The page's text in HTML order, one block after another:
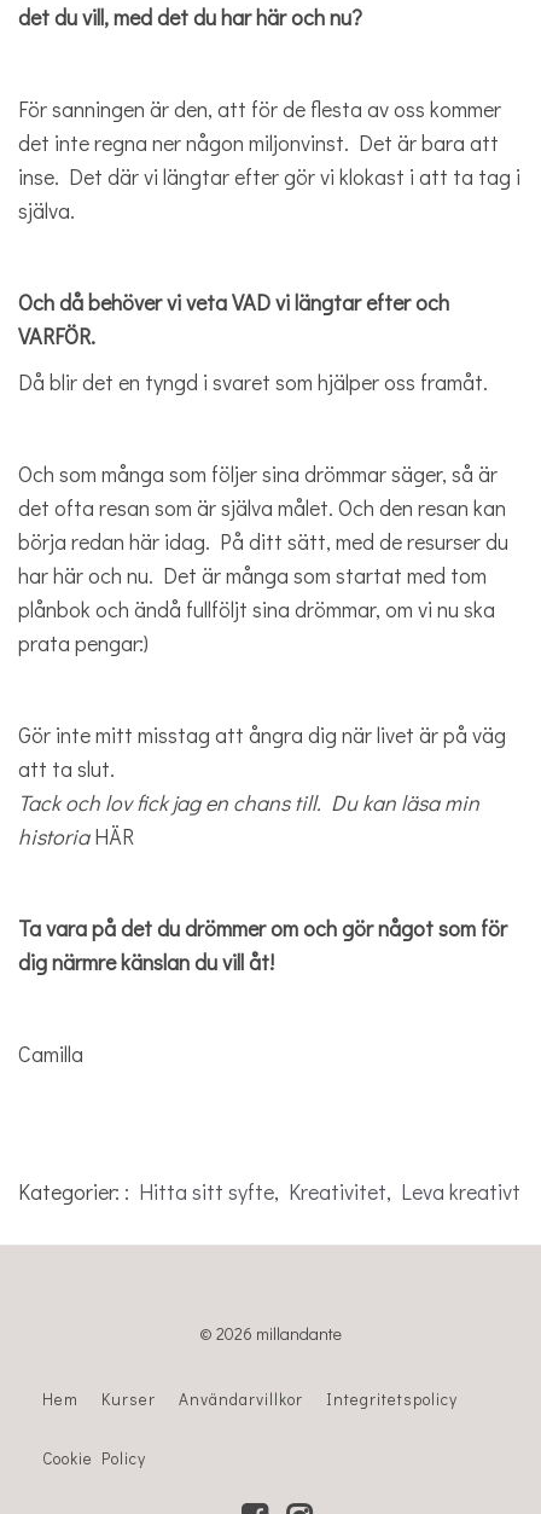
det du vill, med det du har här och nu?
För sanningen är den, att för de flesta av oss kommer
det inte regna ner någon miljonvinst. Det är bara att
inse. Det där vi längtar efter gör vi klokast i att ta tag i
själva.
Och då behöver vi veta VAD vi längtar efter och
VARFÖR.
Då blir det en tyngd i svaret som hjälper oss framåt.
Och som många som följer sina drömmar säger, så är
det ofta resan som är själva målet. Och den resan kan
börja redan här idag. På ditt sätt, med de resurser du
har här och nu. Det är många som startat med tom
plånbok och ändå fullföljt sina drömmar, om vi nu ska
prata pengar:)
Gör inte mitt misstag att ångra dig när livet är på väg
att ta slut.
Tack och lov fick jag en chans till. Du kan läsa min
historiaHÄR
Ta vara på det du drömmer om och gör något som för
dig närmre känslan du vill åt!
Camilla
Kategorier: : Hitta sitt syfte, Kreativitet, Leva kreativt
© 2026 millandante
Hem Kurser Användarvillkor Integritetspolicy
Cookie Policy